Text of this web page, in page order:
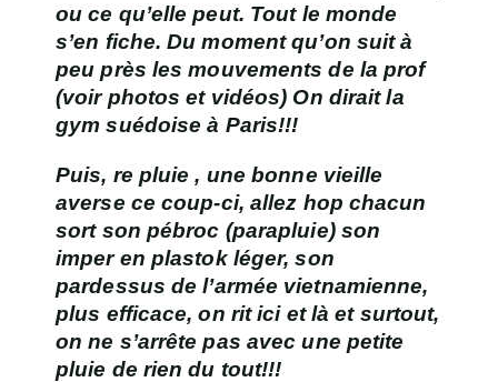
ou ce qu’elle peut. Tout le monde
s’en fiche. Du moment qu’on suit à
peu près les mouvements de la prof
(voir photos et vidéos) On dirait la
gym suédoise à Paris!!!
Puis, re pluie , une bonne vieille
averse ce coup-ci, allez hop chacun
sort son pébroc (parapluie) son
imper en plastok léger, son
pardessus de l’armée vietnamienne,
plus efficace, on rit ici et là et surtout,
on ne s’arrête pas avec une petite
pluie de rien du tout!!!